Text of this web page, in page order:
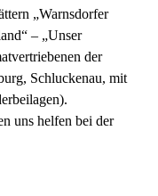
„Warnsdorfer
– „Unser
der
Schluckenau, mit
uns helfen bei der